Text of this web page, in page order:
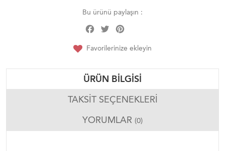
Bu ürünü paylaşın :
Facebook
Twitter
Favorilerinize ekleyin
ÜRÜN BILGISI
TAKSIT SEÇENEKLERI
YORUMLAR (0)